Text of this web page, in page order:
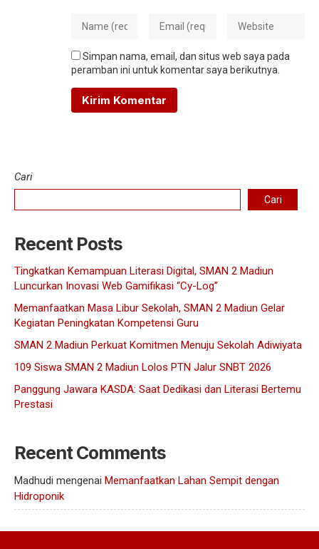
Simpan nama, email, dan situs web saya pada
peramban ini untuk komentar saya berikutnya.
Cari
Cari
Recent Posts
Tingkatkan Kemampuan Literasi Digital, SMAN 2 Madiun
Luncurkan Inovasi Web Gamifikasi “Cy-Log”
Memanfaatkan Masa Libur Sekolah, SMAN 2 Madiun Gelar
Kegiatan Peningkatan Kompetensi Guru
SMAN 2 Madiun Perkuat Komitmen Menuju Sekolah Adiwiyata
109 Siswa SMAN 2 Madiun Lolos PTN Jalur SNBT 2026
Panggung Jawara KASDA: Saat Dedikasi dan Literasi Bertemu
Prestasi
Recent Comments
Madhudi mengenai Memanfaatkan Lahan Sempit dengan
Hidroponik